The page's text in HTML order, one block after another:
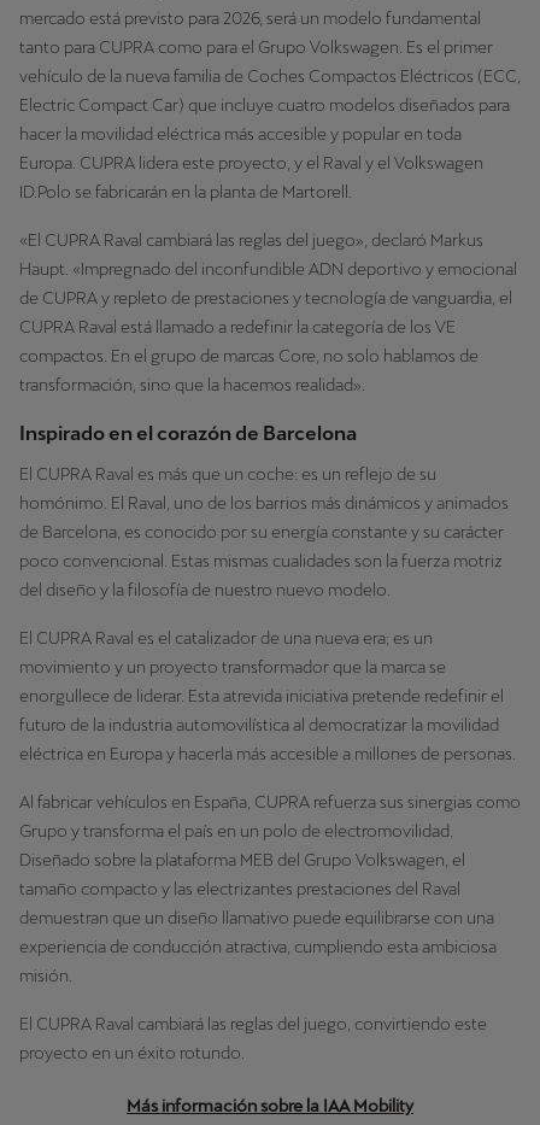
mercado está previsto para 2026, será un modelo fundamental
tanto para CUPRA como para el Grupo Volkswagen. Es el primer
vehículo de la nueva familia de Coches Compactos Eléctricos (ECC,
Electric Compact Car) que incluye cuatro modelos diseñados para
hacer la movilidad eléctrica más accesible y popular en toda
Europa. CUPRA lidera este proyecto, y el Raval y el Volkswagen
ID.Polo se fabricarán en la planta de Martorell.
«El CUPRA Raval cambiará las reglas del juego», declaró Markus
Haupt. «Impregnado del inconfundible ADN deportivo y emocional
de CUPRA y repleto de prestaciones y tecnología de vanguardia, el
CUPRA Raval está llamado a redefinir la categoría de los VE
compactos. En el grupo de marcas Core, no solo hablamos de
transformación, sino que la hacemos realidad».
Inspirado en el corazón de Barcelona
El CUPRA Raval es más que un coche: es un reflejo de su
homónimo. El Raval, uno de los barrios más dinámicos y animados
de Barcelona, es conocido por su energía constante y su carácter
poco convencional. Estas mismas cualidades son la fuerza motriz
del diseño y la filosofía de nuestro nuevo modelo.
El CUPRA Raval es el catalizador de una nueva era; es un
movimiento y un proyecto transformador que la marca se
enorgullece de liderar. Esta atrevida iniciativa pretende redefinir el
futuro de la industria automovilística al democratizar la movilidad
eléctrica en Europa y hacerla más accesible a millones de personas.
Al fabricar vehículos en España, CUPRA refuerza sus sinergias como
Grupo y transforma el país en un polo de electromovilidad.
Diseñado sobre la plataforma MEB del Grupo Volkswagen, el
tamaño compacto y las electrizantes prestaciones del Raval
demuestran que un diseño llamativo puede equilibrarse con una
experiencia de conducción atractiva, cumpliendo esta ambiciosa
misión.
El CUPRA Raval cambiará las reglas del juego, convirtiendo este
proyecto en un éxito rotundo.
Más información sobre la IAA Mobility